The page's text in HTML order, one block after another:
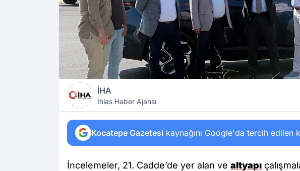
İHA
İhlas Haber Ajansı
Kocatepe Gazetesi kaynağını Google'da tercih edilen
İncelemeler, 21. Cadde’de yer alan ve altyapı